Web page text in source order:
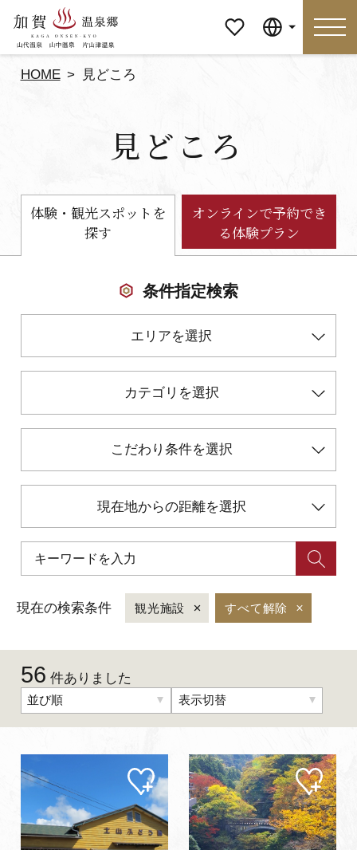
ージ
見どころ 食べる
イベント
アクセス
マイページ
初めての加賀温泉郷
加賀に泊まって！北陸巡り♪
ご当地グルメ
加賀 旅先納税
お知らせ
動画を見る
パンフレットダウンロード
写真ダウンロード
プライバシーポリシー
HOME 見どころ
見どころ
体験・観光スポットを
探す
オンラインで予約でき
る体験プラン
条件指定検索
エリアを選択
カテゴリを選択
こだわり条件を選択
現在地からの距離を選択
現在の検索条件 観光施設 すべて解除
56 件ありました
並び順 表示切替
マイ
ペー
ジに
追加
マイ
ペー
ジに
追加